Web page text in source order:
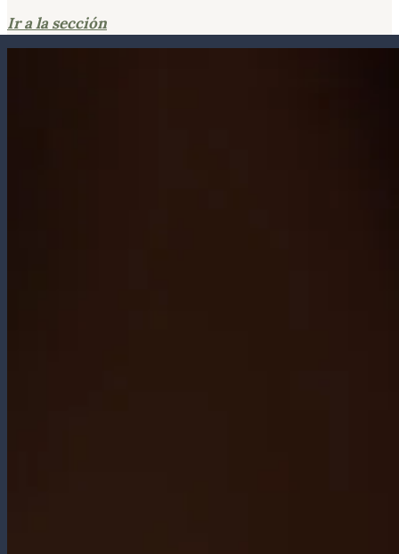
Ir a la sección